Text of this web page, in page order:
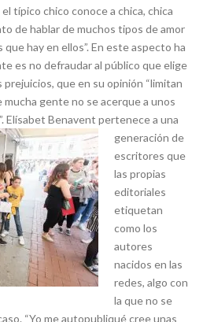
típico chico conoce a chica, chica
de hablar de muchos tipos de amor
hay en ellos”. En este aspecto ha
es no defraudar al público que elige
que en su opinión “limitan
mucha gente no se acerque a unos
Elísabet Benavent pertenece a una
generación de
escritores que
las propias
editoriales
etiquetan
como los
autores
nacidos en las
redes, algo con
la que no se
“Yo me autopubliqué cree unas